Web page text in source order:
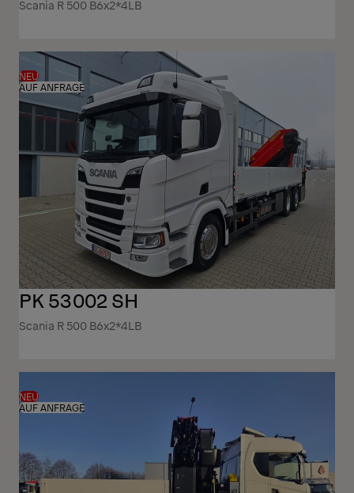
Scania R 500 B6x2*4LB
NEU
AUF ANFRAGE
PK 53002 SH
Scania R 500 B6x2*4LB
NEU
AUF ANFRAGE